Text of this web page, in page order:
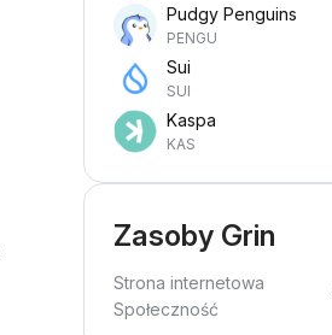
Pudgy Penguins
PENGU
Sui
SUI
Kaspa
KAS
Zasoby Grin
Strona internetowa
Społeczność